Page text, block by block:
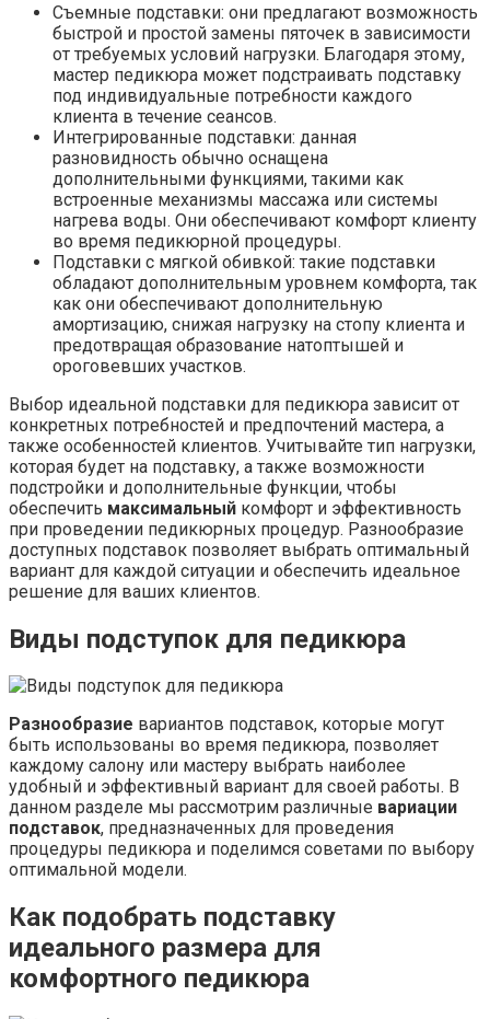
Съемные подставки: они предлагают возможность
быстрой и простой замены пяточек в зависимости
от требуемых условий нагрузки. Благодаря этому,
мастер педикюра может подстраивать подставку
под индивидуальные потребности каждого
клиента в течение сеансов.
Интегрированные подставки: данная
разновидность обычно оснащена
дополнительными функциями, такими как
встроенные механизмы массажа или системы
нагрева воды. Они обеспечивают комфорт клиенту
во время педикюрной процедуры.
Подставки с мягкой обивкой: такие подставки
обладают дополнительным уровнем комфорта, так
как они обеспечивают дополнительную
амортизацию, снижая нагрузку на стопу клиента и
предотвращая образование натоптышей и
ороговевших участков.
Выбор идеальной подставки для педикюра зависит от
конкретных потребностей и предпочтений мастера, а
также особенностей клиентов. Учитывайте тип нагрузки,
которая будет на подставку, а также возможности
подстройки и дополнительные функции, чтобы
обеспечить максимальный комфорт и эффективность
при проведении педикюрных процедур. Разнообразие
доступных подставок позволяет выбрать оптимальный
вариант для каждой ситуации и обеспечить идеальное
решение для ваших клиентов.
Виды подступок для педикюра
Разнообразие вариантов подставок, которые могут
быть использованы во время педикюра, позволяет
каждому салону или мастеру выбрать наиболее
удобный и эффективный вариант для своей работы. В
данном разделе мы рассмотрим различные вариации
подставок, предназначенных для проведения
процедуры педикюра и поделимся советами по выбору
оптимальной модели.
Как подобрать подставку
идеального размера для
комфортного педикюра